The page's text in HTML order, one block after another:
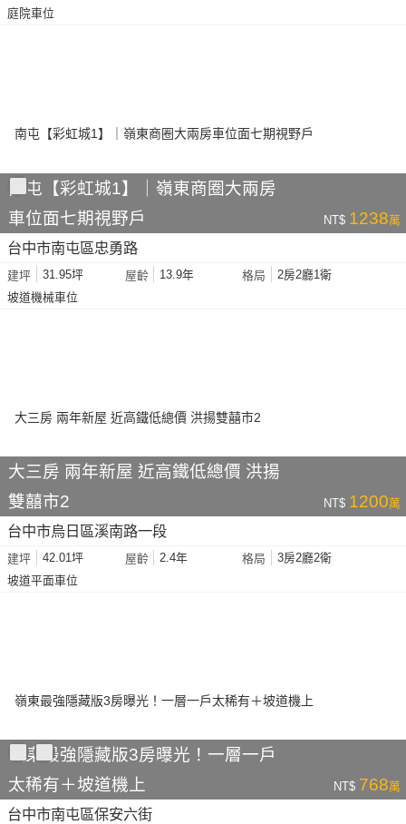
庭院車位
南屯【彩虹城1】｜嶺東商圈大兩房
車位面七期視野戶
NT$ 1238萬
台中市南屯區忠勇路
建坪 31.95坪 屋齡 13.9年 格局
2房2廳1衛
坡道機械車位
大三房 兩年新屋 近高鐵低總價 洪揚
雙囍市2
NT$ 1200萬
台中市烏日區溪南路一段
建坪 42.01坪 屋齡 2.4年 格局
3房2廳2衛
坡道平面車位
嶺東最強隱藏版3房曝光！一層一戶
太稀有＋坡道機上
NT$ 768萬
台中市南屯區保安六街